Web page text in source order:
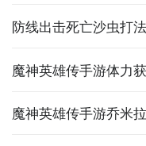
防线出击死亡沙虫打
魔神英雄传手游体力
魔神英雄传手游乔米